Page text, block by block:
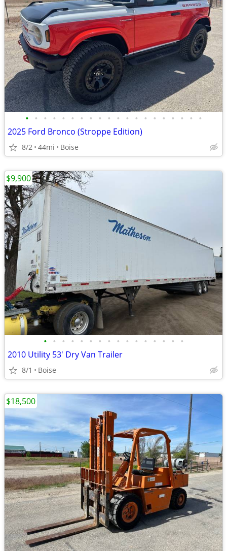
• • • • • • • • • • • • • • • • • • • •
2025 Ford Bronco (Stroppe Edition)
8/2 44mi Boise
• • • • • • • • • • • • • • • •
2010 Utility 53' Dry Van Trailer
8/1 Boise
$9,900
$18,500